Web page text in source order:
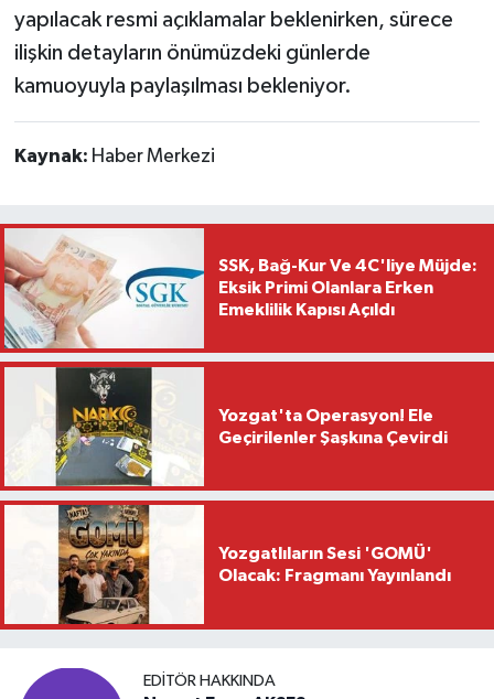
yapılacak resmi açıklamalar beklenirken, sürece
ilişkin detayların önümüzdeki günlerde
kamuoyuyla paylaşılması bekleniyor.
Kaynak: Haber Merkezi
SSK, Bağ-Kur Ve 4C'liye Müjde:
Eksik Primi Olanlara Erken
Emeklilik Kapısı Açıldı
Yozgat'ta Operasyon! Ele
Geçirilenler Şaşkına Çevirdi
Yozgatlıların Sesi 'GOMÜ'
Olacak: Fragmanı Yayınlandı
EDITÖR HAKKINDA